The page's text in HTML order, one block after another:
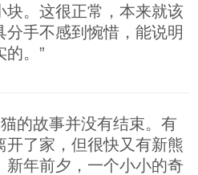
块。这很正常，本来就该
手不感到惋惜，能说明
的。”
的故事并没有结束。有
开了家，但很快又有新熊
新年前夕，一个小小的奇